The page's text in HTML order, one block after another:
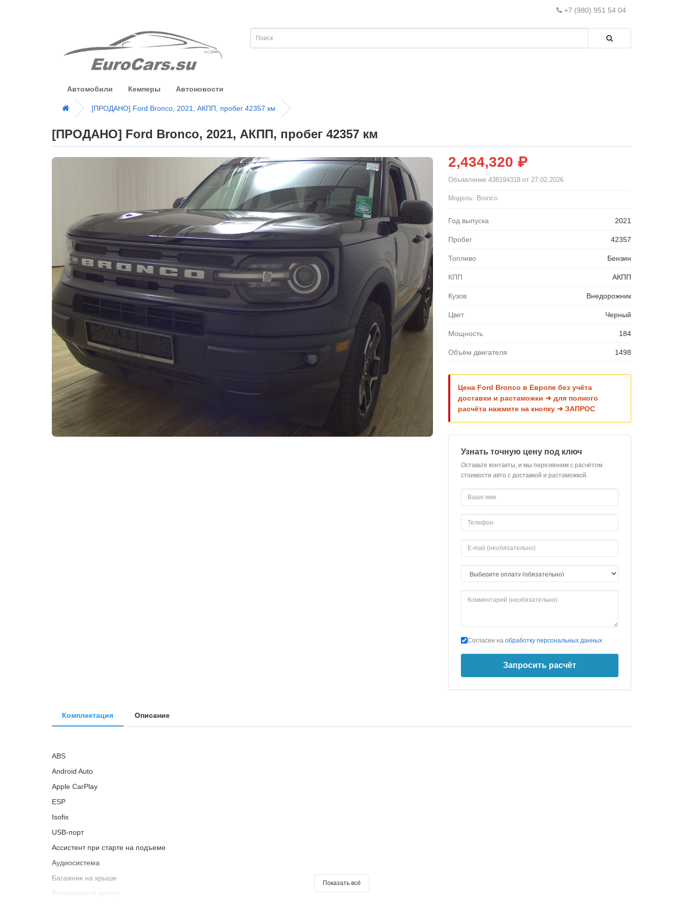
+7 (980) 951 54 04
Автомобили Кемперы Автоновости
[ПРОДАНО] Ford Bronco, 2021, АКПП, пробег 42357 км
[ПРОДАНО] Ford Bronco, 2021, АКПП, пробег 42357 км
2,434,320 ₽
Объявление 438194318 от 27.02.2026
Модель: Bronco
Год выпуска 2021
Пробег 42357
Топливо Бензин
КПП АКПП
Кузов Внедорожник
Цвет Черный
Мощность 184
Объём двигателя 1498
Цена Ford Bronco в Европе без учёта
доставки и растаможки ➜ для полного
расчёта нажмите на кнопку ➜ ЗАПРОС
Узнать точную цену под ключ
Оставьте контакты, и мы перезвоним с расчётом
стоимости авто с доставкой и растаможкой.
Согласен на обработку персональных данных
Запросить расчёт
Комплектация Описание
ABS
Android Auto
Apple CarPlay
ESP
Isofix
USB-порт
Ассистент при старте на подъеме
Аудиосистема
Багажник на крыше
Бесключевой доступ
Показать всё